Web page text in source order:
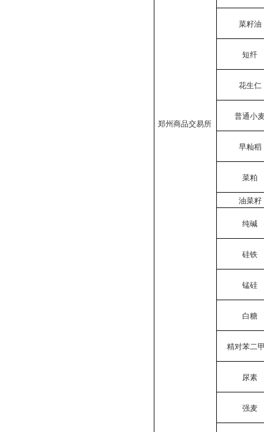
郑州商品交易所
菜籽油
短纤
花生仁
普通小
早籼稻
菜粕
油菜籽
纯碱
硅铁
锰硅
白糖
精对苯二
尿素
强麦